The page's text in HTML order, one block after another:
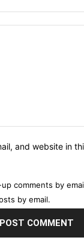
and website in
comments by
by email.